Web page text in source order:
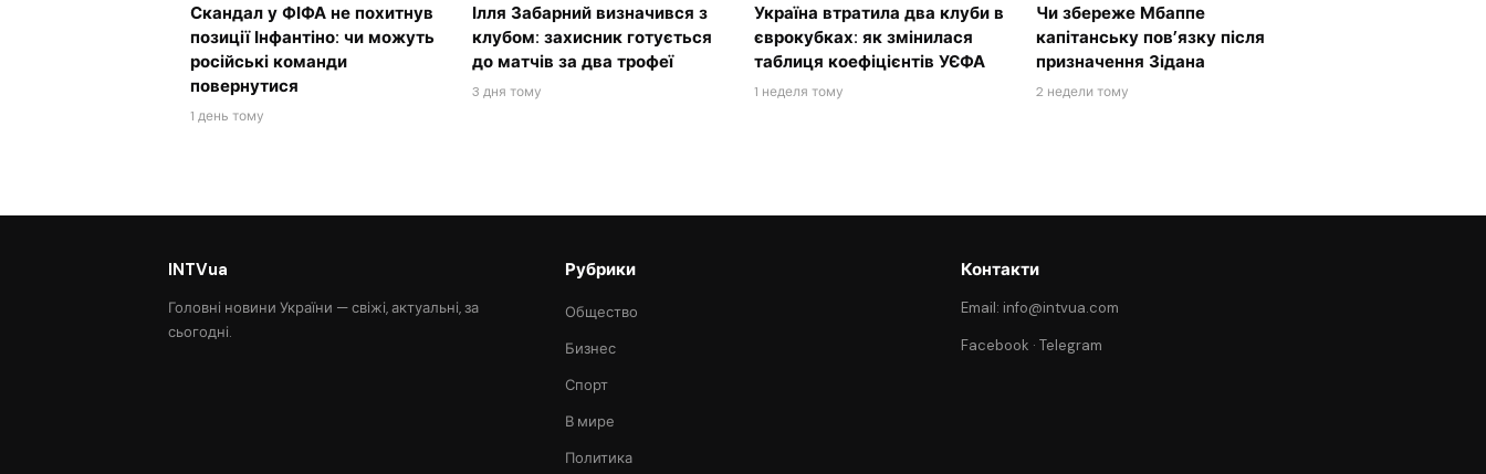
Скандал у ФІФА не похитнув
позиції Інфантіно: чи можуть
російські команди
повернутися
1 день тому
Ілля Забарний визначився з
клубом: захисник готується
до матчів за два трофеї
3 дня тому
Україна втратила два клуби в
єврокубках: як змінилася
таблиця коефіцієнтів УЄФА
1 неделя тому
Чи збереже Мбаппе
капітанську пов’язку після
призначення Зідана
2 недели тому
INTVua
Головні новини України — свіжі, актуальні, за
сьогодні.
Рубрики
Общество
Бизнес
Спорт
В мире
Политика
Контакти
Email: info@intvua.com
Facebook ·Telegram